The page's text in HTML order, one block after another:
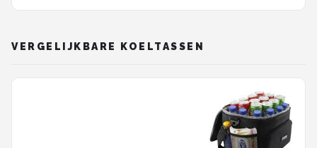
VERGELIJKBARE KOELTASSEN